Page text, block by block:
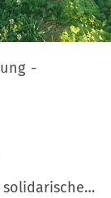
-
solidarische…